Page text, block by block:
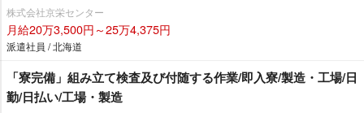
株式会社京栄センター
月給20万3,500円～25万4,375円
派遣社員 / 北海道
「寮完備」組み立て検査及び付随する作業/即入寮/製造・工場/日
勤/日払い/工場・製造